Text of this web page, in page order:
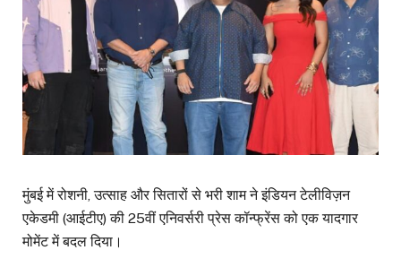
मुंबई में रोशनी, उत्साह और सितारों से भरी शाम ने इंडियन टेलीविज़न
एकेडमी (आईटीए) की 25वीं एनिवर्सरी प्रेस कॉन्फ्रेंस को एक यादगार
मोमेंट में बदल दिया।